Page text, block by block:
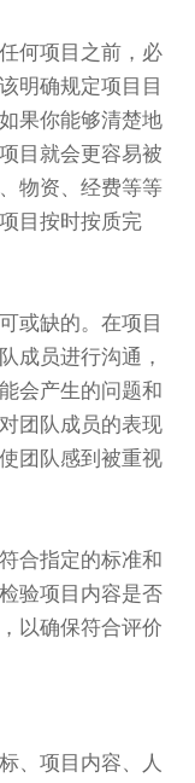
何项目之前，必
明确规定项目目
果你能够清楚地
目就会更容易被
物资、经费等等
目按时按质完
或缺的。在项目
成员进行沟通，
会产生的问题和
团队成员的表现
团队感到被重视
合指定的标准和
验项目内容是否
以确保符合评价
、项目内容、人